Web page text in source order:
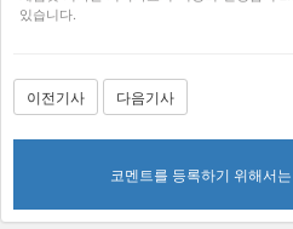
있습니다.
이전기사 다음기사
코멘트를 등록하기 위해서는